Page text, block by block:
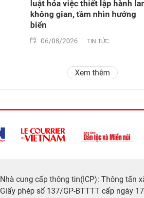
luật hóa việc thiết lập hành
không gian, tầm nhìn hướng
biển
06/08/2026 TIN TỨC
Xem thêm
Nhà cung cấp thông tin(ICP): Thông tấn
Giấy phép số 137/GP-BTTTT cấp ngày